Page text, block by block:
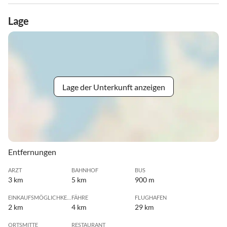
Lage
Lage der Unterkunft anzeigen
Entfernungen
ARZT
3 km
BAHNHOF
5 km
BUS
900 m
2 km
FÄHRE
4 km
FLUGHAFEN
29 km
ORTSMITTE RESTAURANT